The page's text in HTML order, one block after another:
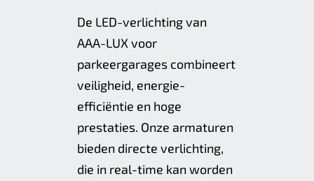
De LED-verlichting van
AAA-LUX voor
parkeergarages combineert
veiligheid, energie-
efficiëntie en hoge
prestaties. Onze armaturen
bieden directe verlichting,
die in real-time kan worden